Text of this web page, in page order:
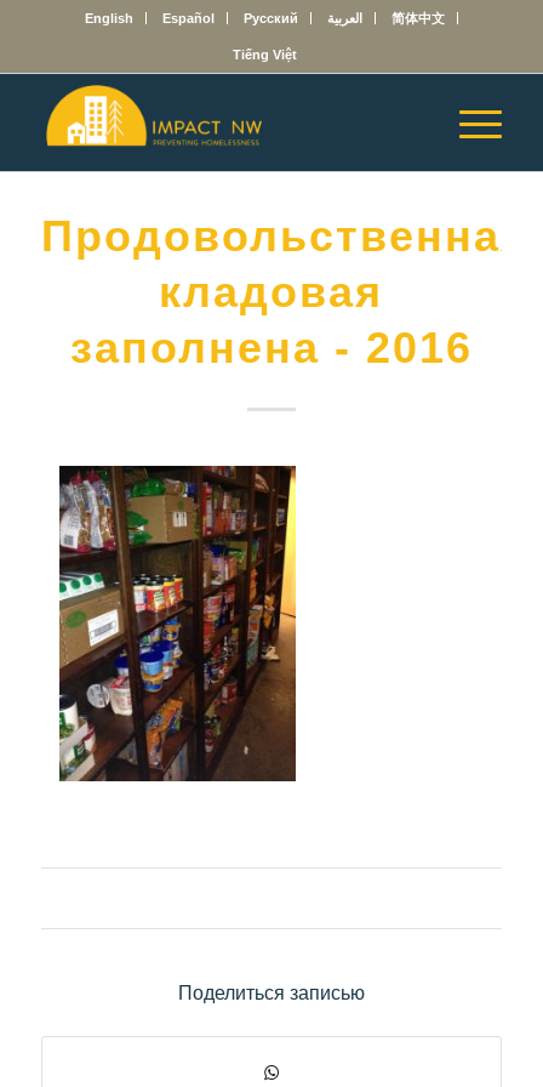
English Español Русский العربية 简体中文
Tiếng Việt
Продовольственная
кладовая
заполнена - 2016
Поделиться записью